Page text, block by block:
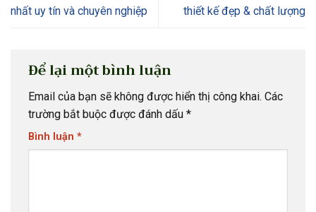
nhất uy tín và chuyên nghiệp thiết kế đẹp & chất lượng
Để lại một bình luận
Email của bạn sẽ không được hiển thị công khai. Các
trường bắt buộc được đánh dấu *
Bình luận *